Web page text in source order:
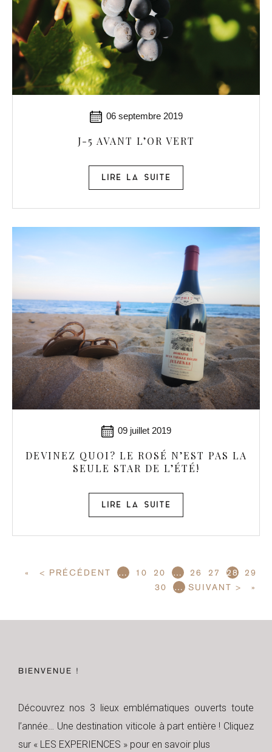
06 septembre 2019
J-5 AVANT L’OR VERT
LIRE LA SUITE
09 juillet 2019
DEVINEZ QUOI? LE ROSÉ N’EST PAS LA
SEULE STAR DE L’ÉTÉ!
LIRE LA SUITE
« < PRÉCÉDENT … 10 20 … 26 27 28
29
30
… SUIVANT > »
BIENVENUE !
Découvrez nos 3 lieux emblématiques ouverts toute
l’année… Une destination viticole à part entière ! Cliquez
sur « LES EXPERIENCES » pour en savoir plus